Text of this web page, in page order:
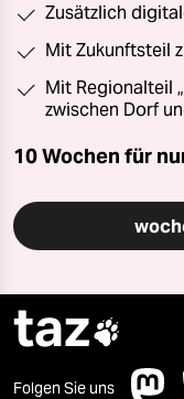
Zusätzlich
Mit Zukunftsteil
Mit Regionalteil
zwischen Dorf
10 Wochen für
taz
Folgen Sie uns